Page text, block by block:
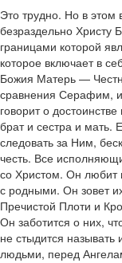
Это трудно. Но в этом
безраздельно Христу
границами которой
которое включает в
Божия Матерь —
сравнения Серафим,
говорит о
брат и сестра и мать.
следовать за Ним,
честь. Все
со Христом. Он любит
с родными. Он зовет
Пречистой Плоти и
Он заботится о них,
не стыдится
людьми, перед